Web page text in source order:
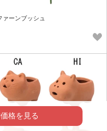
ァーンブッシュ
格を見る